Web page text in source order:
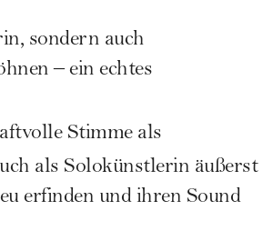
sondern auch
– ein echtes
Stimme als
als Solokünstlerin äußerst
erfinden und ihren Sound